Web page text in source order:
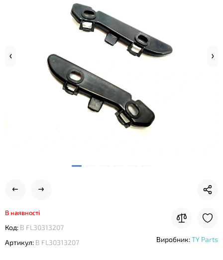
В наявності
Код: B FL30313207
Артикул: B FL30313207 Виробник:TY Parts